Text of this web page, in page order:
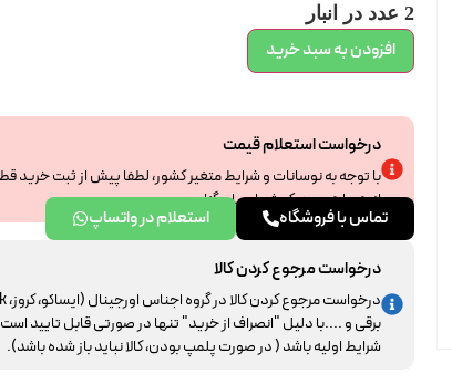
2 عدد در انبار
افزودن به سبد خرید
درخواست استعلام قیمت
با توجه به نوسانات و شرایط متغیر کشور، لطفا پیش از ثبت
از همراهی و درک شما سپاسگزاریم.
تماس با فروشگاه
استعلام در واتساپ
درخواست مرجوع کردن کالا
برقی و ....با دلیل "انصراف از خرید" تنها در صورتی قابل تایید است
شرایط اولیه باشد ( در صورت پلمپ بودن، کالا نباید باز شده باشد).